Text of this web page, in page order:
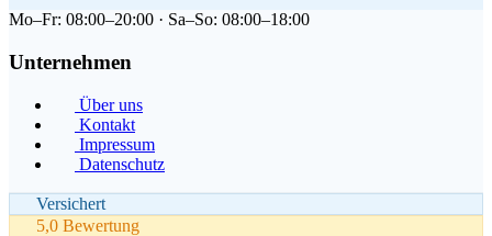
Mo–Fr: 08:00–20:00 · Sa–So: 08:00–18:00
Unternehmen
Über uns
Kontakt
Impressum
Datenschutz
Versichert
5,0 Bewertung